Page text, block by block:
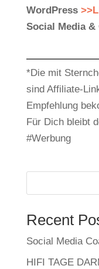
WordPress
Social Media
*Die mit
sind Affiliate-
Empfehlung
Für Dich bleibt
#Werbung
Recent
Social Media
HIFI TAGE